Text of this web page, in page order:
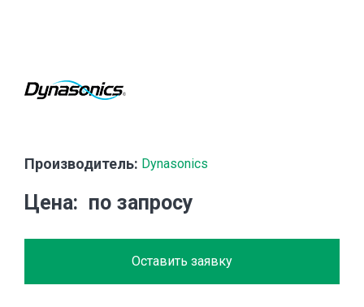
Производитель: Dynasonics
Цена по запросу
Оставить заявку